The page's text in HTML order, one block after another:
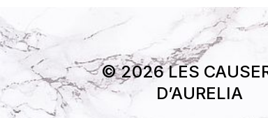
© 2026 LES
D’AURELIA